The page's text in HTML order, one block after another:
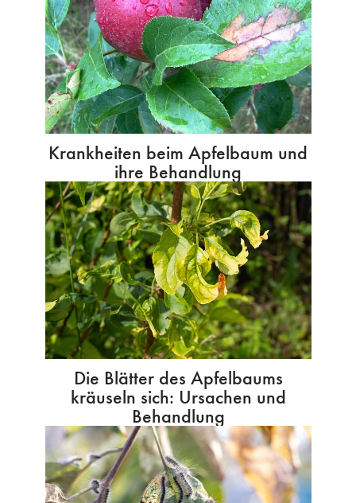
Krankheiten beim Apfelbaum und
ihre Behandlung
Die Blätter des Apfelbaums
kräuseln sich: Ursachen und
Behandlung